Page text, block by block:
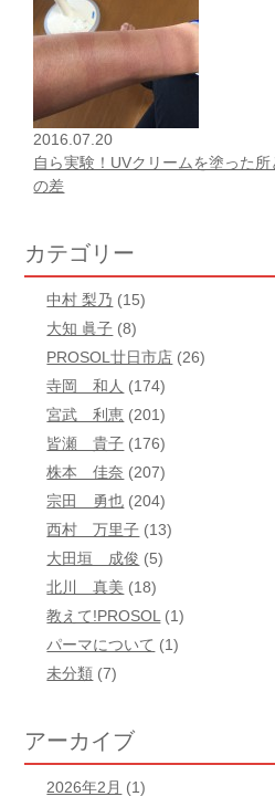
2016.07.20
自ら実験！UVクリームを塗った
の差
カテゴリー
中村 梨乃 (15)
大知 眞子 (8)
PROSOL廿日市店 (26)
寺岡 和人 (174)
宮武 利恵 (201)
皆瀬 貴子 (176)
株本 佳奈 (207)
宗田 勇也 (204)
西村 万里子 (13)
大田垣 成俊 (5)
北川 真美 (18)
教えて!PROSOL(1)
パーマについて (1)
未分類 (7)
アーカイブ
2026年2月 (1)